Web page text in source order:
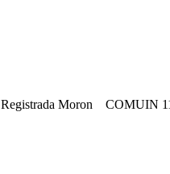
Registrada Moron COMUIN